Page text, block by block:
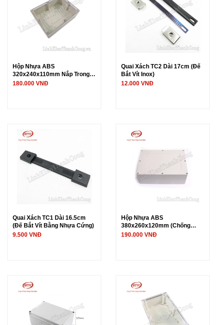
Hộp Nhựa ABS
320x240x110mm Nắp Trong
Suốt
180.000 VNĐ
Quai Xách TC2 Dài 17cm (Đế
Bắt Vít Inox)
12.000 VNĐ
Quai Xách TC1 Dài 16.5cm
(Đế Bắt Vít Bằng Nhựa Cứng)
9.500 VNĐ
Hộp Nhựa ABS
380x260x120mm (Chống
Nước IP65)
190.000 VNĐ